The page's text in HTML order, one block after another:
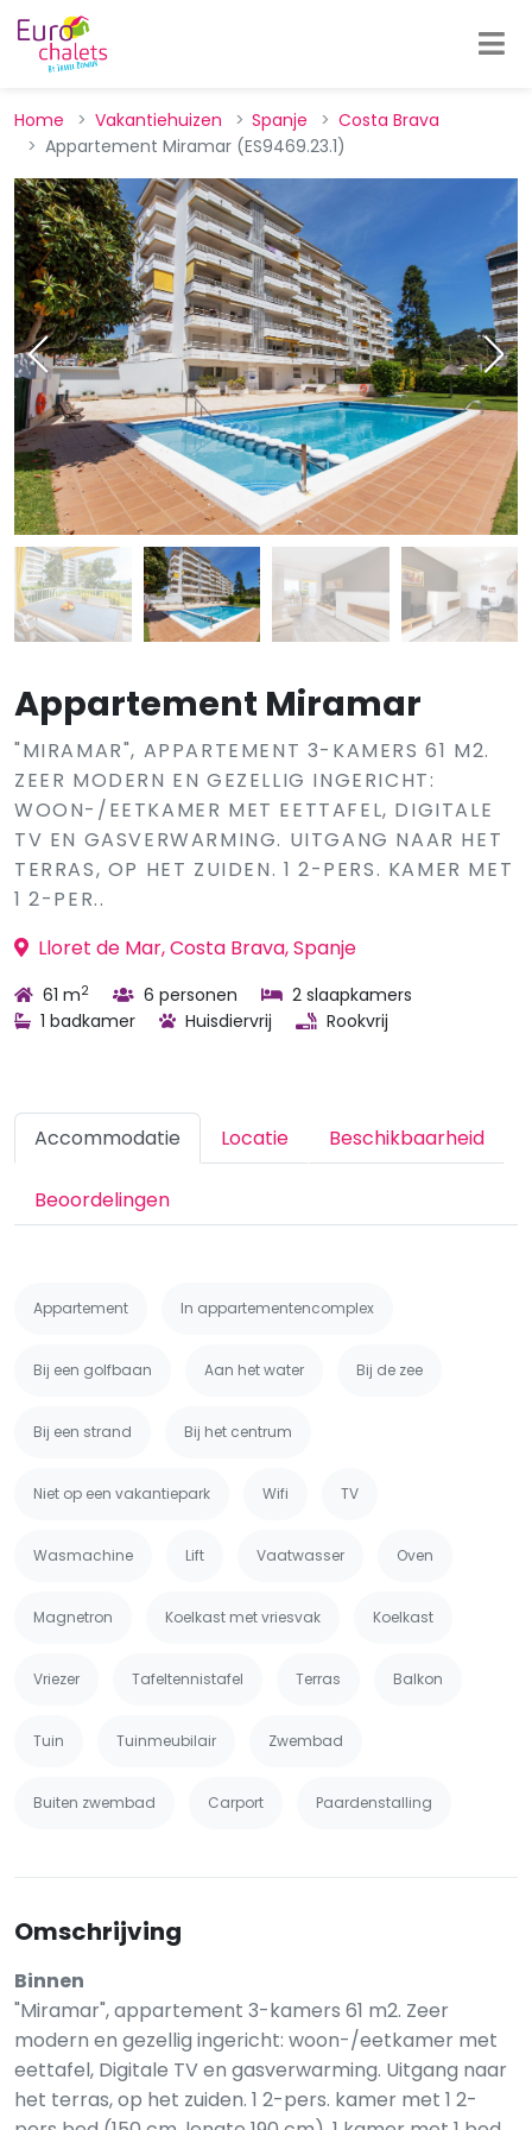
Home Vakantiehuizen Spanje
Costa Brava
Appartement Miramar (ES9469.23.1)
Appartement Miramar
"MIRAMAR", APPARTEMENT 3-KAMERS 61 M2.
ZEER MODERN EN GEZELLIG INGERICHT:
WOON-/EETKAMER MET EETTAFEL, DIGITALE
TV EN GASVERWARMING. UITGANG NAAR HET
TERRAS, OP HET ZUIDEN. 1 2-PERS. KAMER MET
1 2-PER..
Lloret de Mar, Costa Brava, Spanje
61 m2 6 personen
2 slaapkamers
1 badkamer
Huisdiervrij Rookvrij
Accommodatie Locatie Beschikbaarheid
Beoordelingen
Appartement In appartementencomplex
Bij een golfbaan Aan het water Bij de zee
Bij een strand Bij het centrum
Niet op een vakantiepark Wifi TV
Wasmachine Lift Vaatwasser Oven
Magnetron Koelkast met vriesvak Koelkast
Vriezer Tafeltennistafel Terras Balkon
Tuin Tuinmeubilair Zwembad
Buiten zwembad Carport Paardenstalling
Omschrijving
Binnen
"Miramar", appartement 3-kamers 61 m2. Zeer
modern en gezellig ingericht: woon-/eetkamer met
eettafel, Digitale TV en gasverwarming. Uitgang naar
het terras, op het zuiden. 1 2-pers. kamer met 1 2-